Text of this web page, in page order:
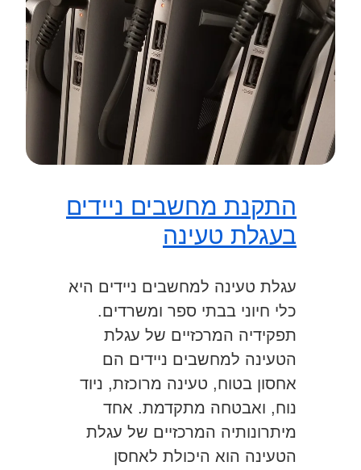
התקנת מחשבים ניידים
בעגלת טעינה
עגלת טעינה למחשבים ניידים היא
כלי חיוני בבתי ספר ומשרדים.
תפקידיה המרכזיים של עגלת
הטעינה למחשבים ניידים הם
אחסון בטוח, טעינה מרוכזת, ניוד
נוח, ואבטחה מתקדמת. אחד
מיתרונותיה המרכזיים של עגלת
הטעינה הוא היכולת לאחסן